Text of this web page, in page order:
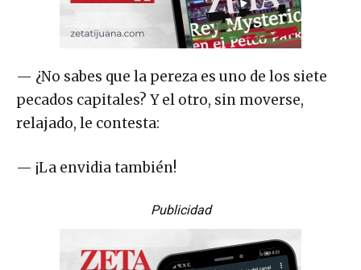
— ¿No sabes que la pereza es uno de los siete
pecados capitales? Y el otro, sin moverse,
relajado, le contesta:
— ¡La envidia también!
Publicidad